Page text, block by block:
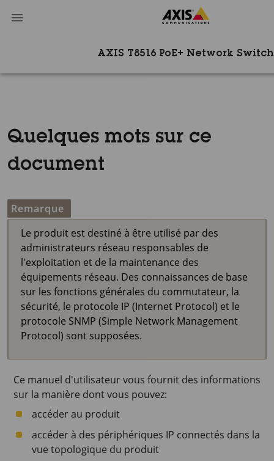
AXIS T8516 PoE+ Network Switch
Quelques mots sur ce
document
Remarque
Le produit est destiné à être utilisé par des
administrateurs réseau responsables de
l'exploitation et de la maintenance des
équipements réseau. Des connaissances de base
sur les fonctions générales du commutateur, la
sécurité, le protocole IP (Internet Protocol) et le
protocole SNMP (Simple Network Management
Protocol) sont supposées.
Ce manuel d'utilisateur vous fournit des informations
sur la manière dont vous pouvez:
accéder au produit
accéder à des périphériques IP connectés dans la
vue topologique du produit